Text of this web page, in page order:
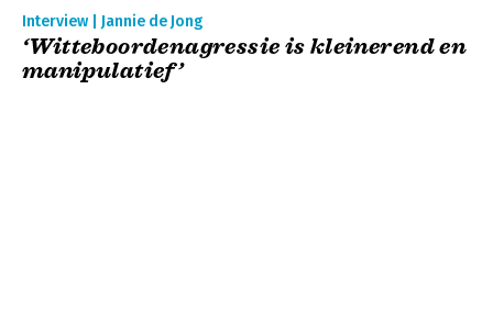
Interview | Jannie de Jong
‘Witteboordenagressie is kleinerend en
manipulatief’